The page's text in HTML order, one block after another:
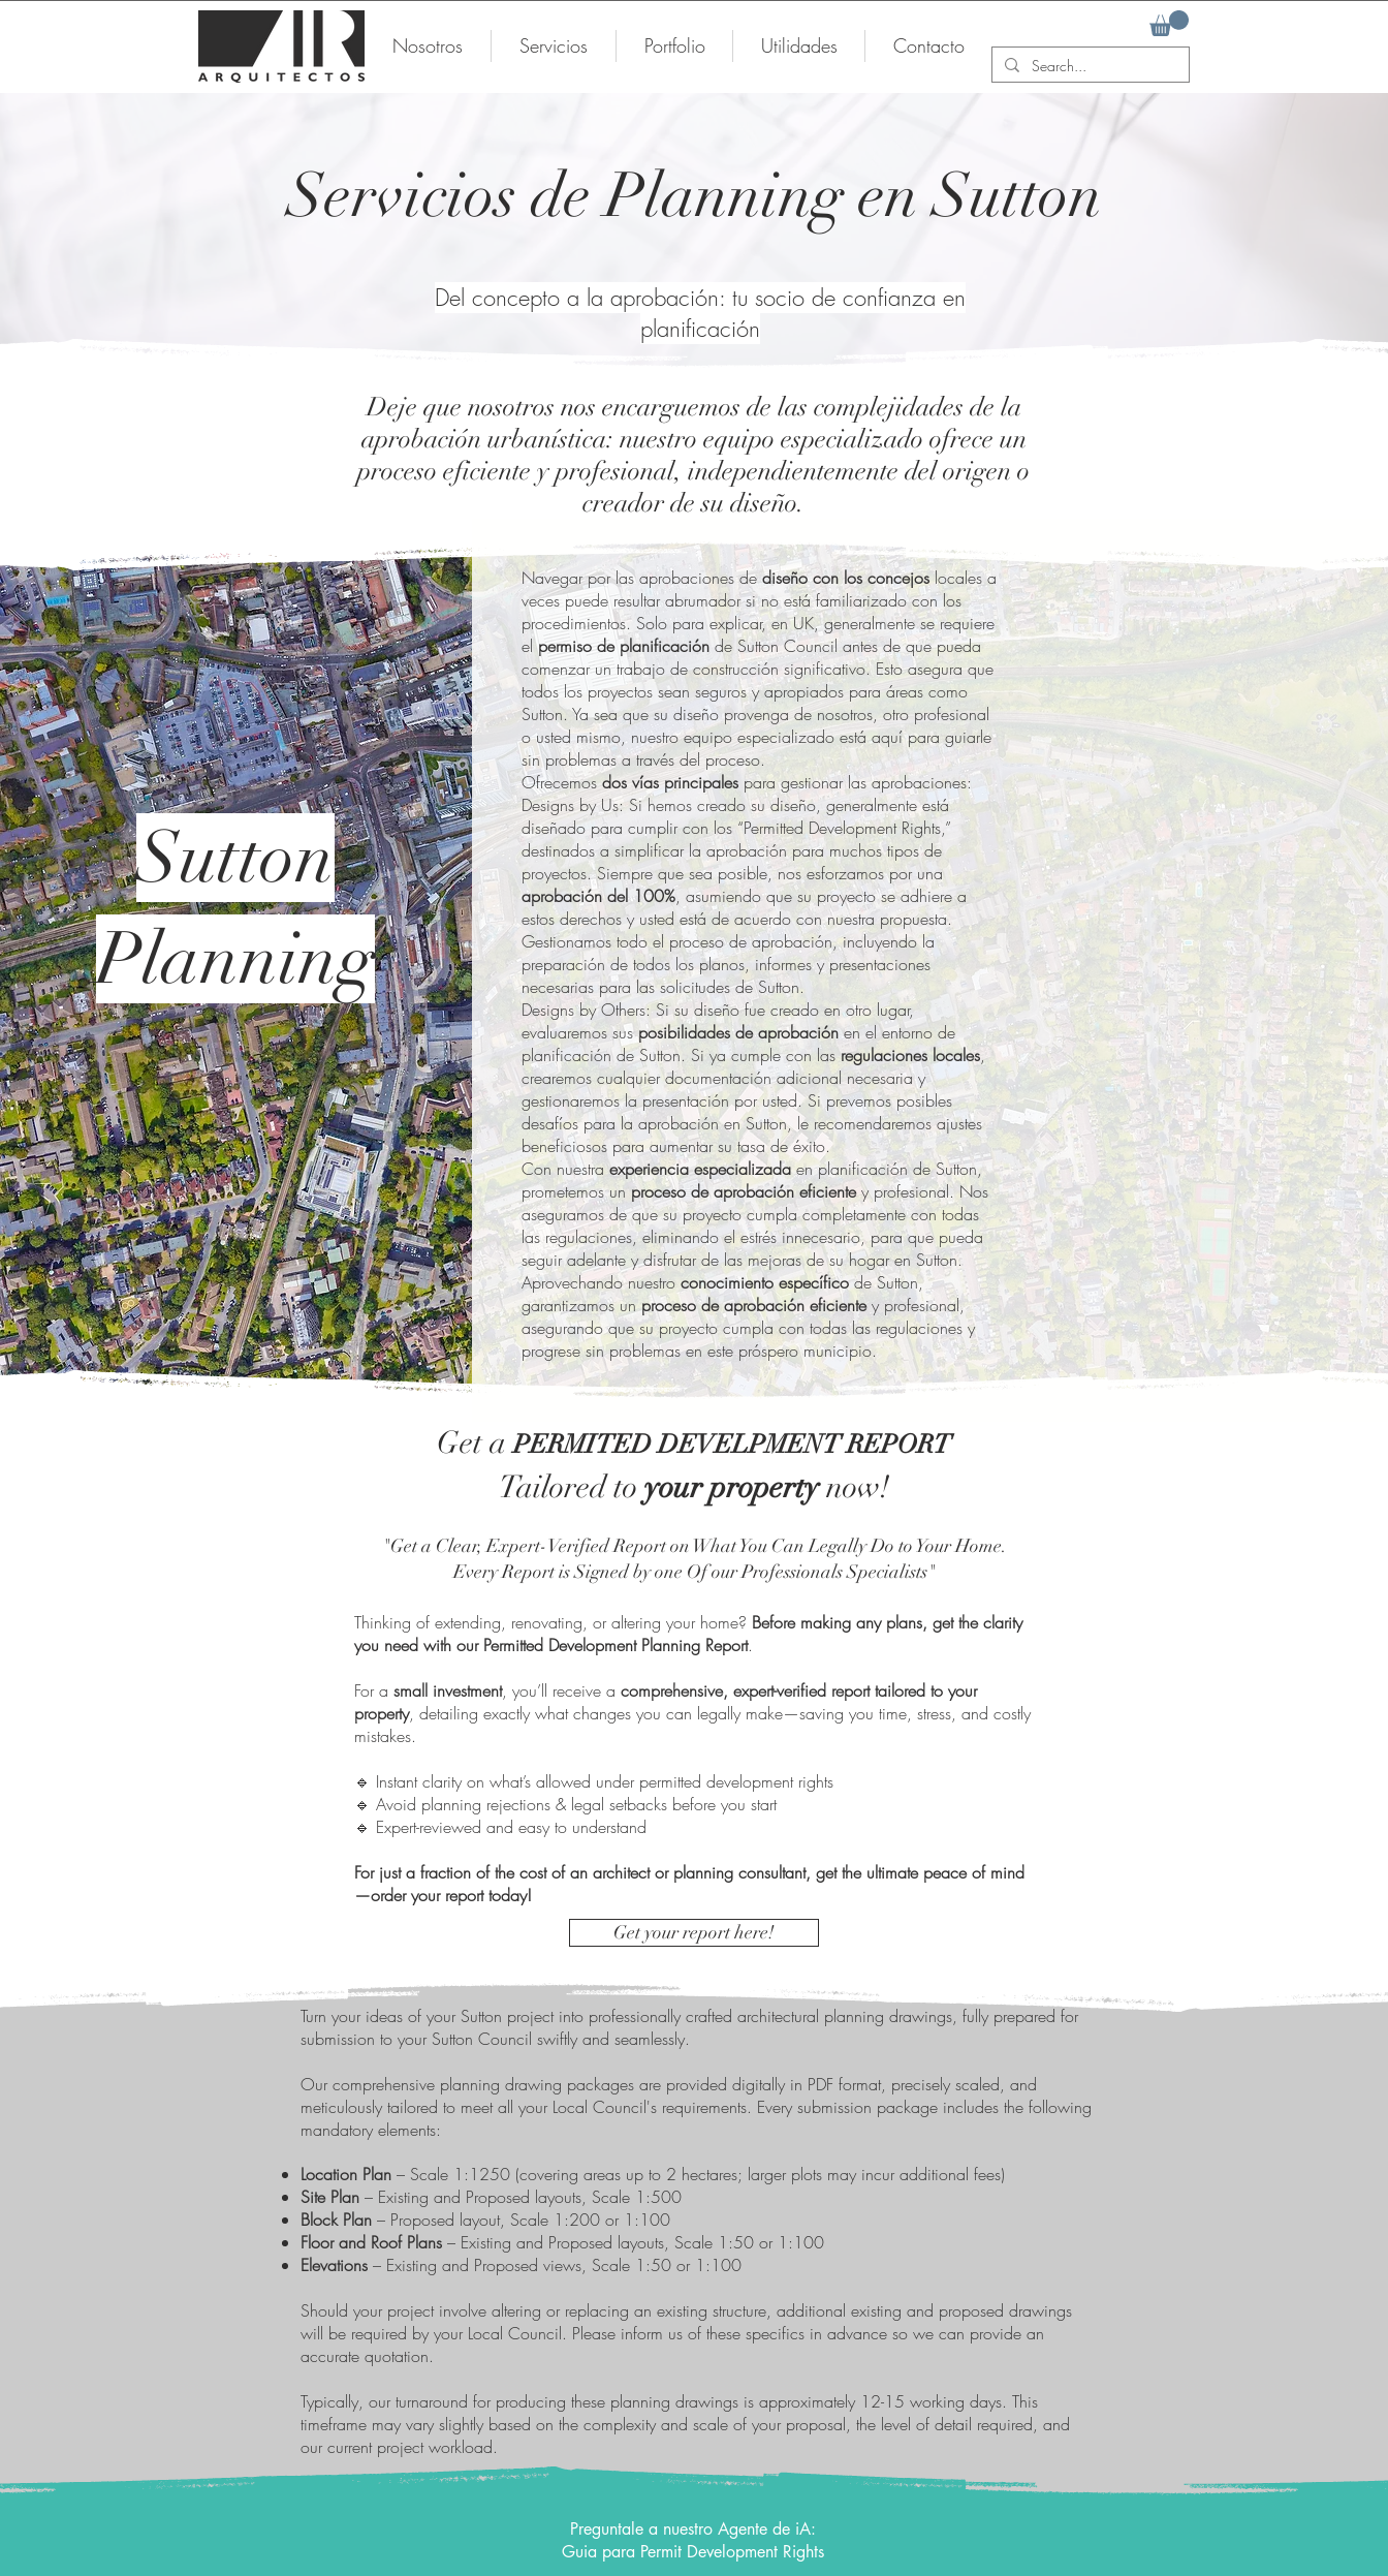
Nosotros Servicios Portfolio Utilidades Contacto
Servicios de Planning en Sutton
Del concepto a la aprobación: tu socio de confianza en
planificación
Deje que nosotros nos encarguemos de las complejidades de la
aprobación urbanística: nuestro equipo especializado ofrece un
proceso eficiente y profesional, independientemente del origen o
creador de su diseño.
Sutton
Planning
Navegar por las aprobaciones dediseño con los concejoslocales a
veces puede resultar abrumador si no está familiarizado con los
procedimientos. Solo para explicar, en UK, generalmente se requiere
elpermiso de planificaciónde Sutton Council antes de que pueda
comenzar un trabajo de construcción significativo. Esto asegura que
todos los proyectos sean seguros y apropiados para áreas como
Sutton. Ya sea que su diseño provenga de nosotros, otro profesional
o usted mismo, nuestro equipo especializado está aquí para guiarle
sin problemas a través del proceso.
Ofrecemos dos vías principalespara gestionar las aprobaciones:
Designs by Us: Si hemos creado su diseño, generalmente está
diseñado para cumplir con los “Permitted Development Rights,”
destinados a simplificar la aprobación para muchos tipos de
proyectos. Siempre que sea posible, nos esforzamos por una
aprobación del 100%, asumiendo que su proyecto se adhiere a
estos derechos y usted está de acuerdo con nuestra propuesta.
Gestionamos todo el proceso de aprobación, incluyendo la
preparación de todos los planos, informes y presentaciones
necesarias para las solicitudes de Sutton.
Designs by Others: Si su diseño fue creado en otro lugar,
evaluaremos susposibilidades de aprobaciónen el entorno de
planificación de Sutton. Si ya cumple con lasregulaciones locales,
crearemos cualquier documentación adicional necesaria y
gestionaremos la presentación por usted. Si prevemos posibles
desafíos para la aprobación en Sutton, le recomendaremos ajustes
beneficiosos para aumentar su tasa de éxito.
Con nuestra experiencia especializadaen planificación de Sutton,
prometemos un proceso de aprobación eficientey profesional. Nos
aseguramos de que su proyecto cumpla completamente con todas
las regulaciones, eliminando el estrés innecesario, para que pueda
seguir adelante y disfrutar de las mejoras de su hogar en Sutton.
Aprovechando nuestro conocimiento específicode Sutton,
garantizamos un proceso de aprobación eficientey profesional,
asegurando que su proyecto cumpla con todas las regulaciones y
progrese sin problemas en este próspero municipio.
Get aPERMITED DEVELPMENT REPORT
Tailored to your propertynow!
"Get a Clear, Expert-Verified Report on What You Can Legally Do to Your Home.
Every Report is Signed by one Of our Professionals Specialists"
Thinking of extending, renovating, or altering your home? Before making any plans, get the clarity
you need with our Permitted Development Planning Report.
For a small investment, you’ll receive a comprehensive, expert-verified report tailored to your
property, detailing exactly what changes you can legally make—saving you time, stress, and costly
mistakes.
🔹 Instant clarity on what’s allowed under permitted development rights
🔹 Avoid planning rejections & legal setbacks before you start
🔹 Expert-reviewed and easy to understand
For just a fraction of the cost of an architect or planning consultant, get the ultimate peace of mind
—order your report today!
Get your report here!
Turn your ideas of your Sutton project into professionally crafted architectural planning drawings, fully prepared for
submission to your Sutton Council swiftly and seamlessly.
​Our comprehensive planning drawing packages are provided digitally in PDF format, precisely scaled, and
meticulously tailored to meet all your Local Council's requirements. Every submission package includes the following
mandatory elements:
Location Plan – Scale 1:1250 (covering areas up to 2 hectares; larger plots may incur additional fees)
Site Plan – Existing and Proposed layouts, Scale 1:500
Block Plan – Proposed layout, Scale 1:200 or 1:100
Floor and Roof Plans – Existing and Proposed layouts, Scale 1:50 or 1:100
Elevations – Existing and Proposed views, Scale 1:50 or 1:100
Should your project involve altering or replacing an existing structure, additional existing and proposed drawings
will be required by your Local Council. Please inform us of these specifics in advance so we can provide an
accurate quotation.
Typically, our turnaround for producing these planning drawings is approximately 12-15 working days. This
timeframe may vary slightly based on the complexity and scale of your proposal, the level of detail required, and
our current project workload.
Preguntale a nuestro Agente de iA:
Guia para Permit Development Rights